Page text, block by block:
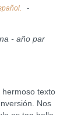
- año par
texto
Nos